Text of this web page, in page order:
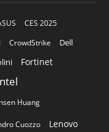
CES 2025
CrowdStrike Dell
Fortinet
Huang
Cuozzo Lenovo